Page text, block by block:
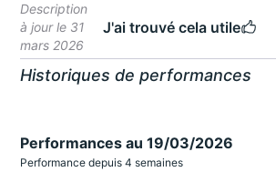
Description
à jour le 31
mars 2026
J'ai trouvé cela utile
Historiques de performances
Performances au 19/03/2026
Performance depuis 4 semaines